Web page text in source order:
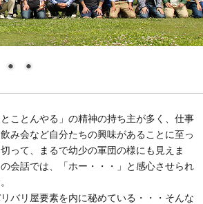
ことんやる」の精神の持ち主が多く、仕事
み会など自分たちの興味があることに至っ
って、まるで幼少の軍団の様にも見えま
会話では、「ホー・・・」と感心させられ
バリ屋要素を内に秘めている・・・そんな